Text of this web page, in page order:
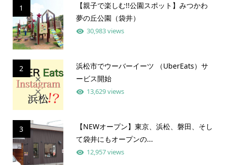
1
【親子で楽しむ!!公園スポット】みつかわ
夢の丘公園（袋井）
30,983 views
2
浜松市でウーバーイーツ （UberEats）サ
ービス開始
13,629 views
3
【NEWオープン】東京、浜松、磐田、そし
て袋井にもオープンの...
12,957 views